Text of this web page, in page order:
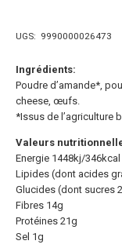
UGS: 9990000026473
Ingrédients:
Poudre d’amande*,
cheese, œufs.
*Issus de l’agriculture
Valeurs
Energie 1448kj/346kcal
Lipides (dont acides
Glucides (dont sucres
Fibres 14g
Protéines 21g
Sel 1g